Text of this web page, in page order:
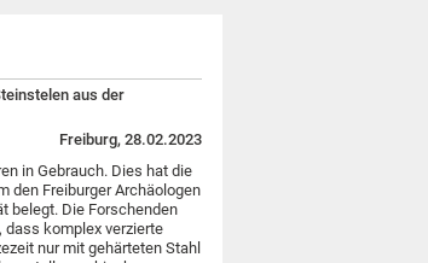
aus der
Freiburg, 28.02.2023
in Gebrauch. Dies hat die
den Freiburger Archäologen
belegt. Die Forschenden
dass komplex verzierte
nur mit gehärteten Stahl